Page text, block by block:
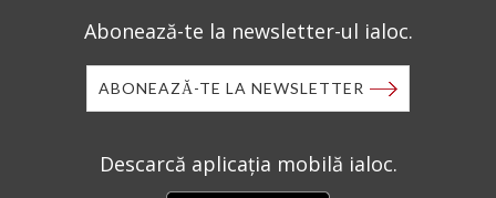
Abonează-te la newsletter-ul ialoc.
ABONEAZĂ-TE LA NEWSLETTER
Descarcă aplicația mobilă ialoc.